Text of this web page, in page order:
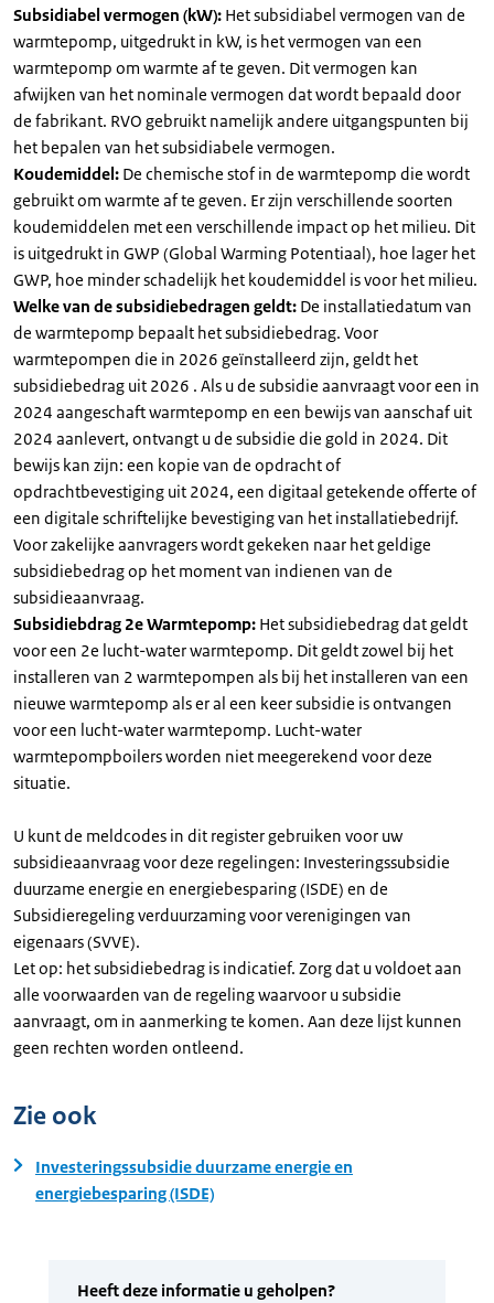
Subsidiabel vermogen (kW): Het subsidiabel vermogen van de
warmtepomp, uitgedrukt in kW, is het vermogen van een
warmtepomp om warmte af te geven. Dit vermogen kan
afwijken van het nominale vermogen dat wordt bepaald door
de fabrikant. RVO gebruikt namelijk andere uitgangspunten bij
het bepalen van het subsidiabele vermogen.
Koudemiddel: De chemische stof in de warmtepomp die wordt
gebruikt om warmte af te geven. Er zijn verschillende soorten
koudemiddelen met een verschillende impact op het milieu. Dit
is uitgedrukt in GWP (Global Warming Potentiaal), hoe lager het
GWP, hoe minder schadelijk het koudemiddel is voor het milieu.
Welke van de subsidiebedragen geldt: De installatiedatum van
de warmtepomp bepaalt het subsidiebedrag. Voor
warmtepompen die in 2026 geïnstalleerd zijn, geldt het
subsidiebedrag uit 2026 . Als u de subsidie aanvraagt voor een in
2024 aangeschaft warmtepomp en een bewijs van aanschaf uit
2024 aanlevert, ontvangt u de subsidie die gold in 2024. Dit
bewijs kan zijn: een kopie van de opdracht of
opdrachtbevestiging uit 2024, een digitaal getekende offerte of
een digitale schriftelijke bevestiging van het installatiebedrijf.
Voor zakelijke aanvragers wordt gekeken naar het geldige
subsidiebedrag op het moment van indienen van de
subsidieaanvraag.
Subsidiebdrag 2e Warmtepomp: Het subsidiebedrag dat geldt
voor een 2e lucht-water warmtepomp. Dit geldt zowel bij het
installeren van 2 warmtepompen als bij het installeren van een
nieuwe warmtepomp als er al een keer subsidie is ontvangen
voor een lucht-water warmtepomp. Lucht-water
warmtepompboilers worden niet meegerekend voor deze
situatie.
U kunt de meldcodes in dit register gebruiken voor uw
subsidieaanvraag voor deze regelingen: Investeringssubsidie
duurzame energie en energiebesparing (ISDE) en de
Subsidieregeling verduurzaming voor verenigingen van
eigenaars (SVVE).
Let op: het subsidiebedrag is indicatief. Zorg dat u voldoet aan
alle voorwaarden van de regeling waarvoor u subsidie
aanvraagt, om in aanmerking te komen. Aan deze lijst kunnen
geen rechten worden ontleend.
Zie ook
Investeringssubsidie duurzame energie en
energiebesparing (ISDE)